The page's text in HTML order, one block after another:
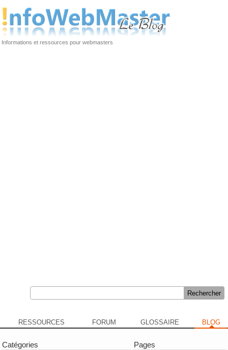
Informations et ressources pour webmasters
RESSOURCES FORUM GLOSSAIRE BLOG
Catégories Pages